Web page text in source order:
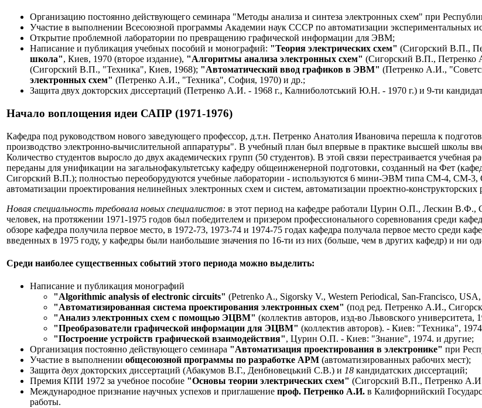
Организацию постоянно действующего семинара "Методы анализа и синтеза электронных схем" при
Участие в выполнении Всесоюзной программы Академии наук СССР по автоматизации экспериментальных
Открытие проблемной лаборатории по превращению графической информации для ЭВМ;
Написание и публикация учебных пособий и монографий: "Теория электрических схем" (Сигорский В.П.,
школа", Киев, 1970 (второе издание), "Алгоритмы анализа электронных схем" (Сигорский В.П., Петренко
(Сигорский В.П., "Техника", Киев, 1968); "Автоматический ввод графиков в ЭВМ" (Петренко А.И.,
электронных схем" (Петренко А.И., "Техника", София, 1970) и др.;
Защита двух докторских диссертаций (Петренко А.И. - 1968 г., Калниболотський Ю.Н. - 1970 г.) и 9-ти
Начало воплощения идеи САПР (1971-1976)
Кафедра под руководством нового заведующего профессор, д.т.н. Петренко Анатолия Ивановича перешла к
производство электронно-вычислительной аппаратуры". В учебный план был впервые в практике высшей школы
Количество студентов выросло до двух академических групп (50 студентов). В этой связи перестраивается
переданы для унификации на загальнофакультетську кафедру общеинженерной подготовки, созданный на Фет
Сигорский В.П.); полностью переоборудуются учебные лаборатории - используются 6 мини-ЭВМ типа СМ-4, СМ-
автоматизации проектирования нелинейных электронных схем и систем, автоматизации проектно-конструкторских
Новая специальность требовала новых специалистов: в этот период на кафедре работали Цурин О.П., Лескин
человек, на протяжении 1971-1975 годов был победителем и призером профессионального соревнования среди
обзоре кафедра получила первое место, в 1972-73, 1973-74 и 1974-75 годах кафедра получала первое место среди
введенных в 1975 году, у кафедры были наибольшие значения по 16-ти из них (больше, чем в других кафедр) и ни
Cреди наиболее существенных событий этого периода можно выделить:
Написание и публикация монографий
"Algorithmic analysis of electronic circuits" (Petrenko A., Sigorsky V., Western Periodical, San-Francisco,
"Автоматизированная система проектирования электронных схем" (под ред. Петренко А.И.,
"Анализ электронных схем с помощью ЭЦВМ" (коллектив авторов, изд-во Львовского университета,
"Преобразователи графической информации для ЭЦВМ" (коллектив авторов). - Киев: "Техника",
"Построение устройств графической взаимодействия", Цурин О.П. - Киев: "Знание", 1974. и другие;
Организация постоянно действующего семинара "Автоматизация проектирования в электронике" при
Участие в выполнении общесоюзной программы по разработке АРМ (автоматизированных рабочих мест);
Защита двух докторских диссертаций (Абакумов В.Г., Денбновецький С.В.) и 18 кандидатских диссертаций;
Премия КПИ 1972 за учебное пособие "Основы теории электрических схем" (Сигорский В.П., Петренко
Международное признание научных успехов и приглашение проф. Петренко А.И. в Калифорнийский
работы.